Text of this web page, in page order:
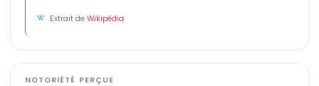
Extrait deWikipédia
NOTORIÉTÉ PERÇUE